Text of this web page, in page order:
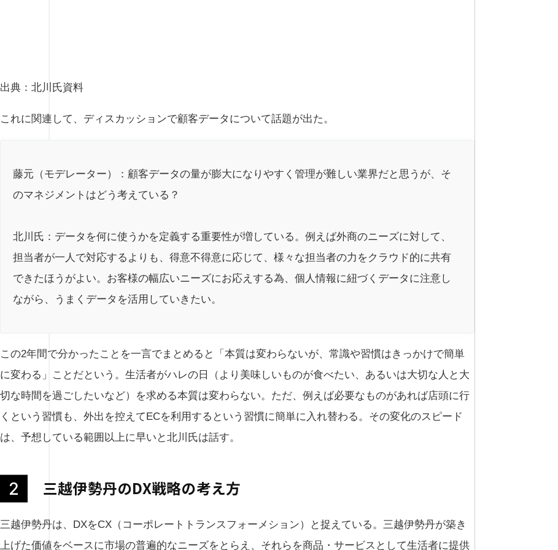
出典：北川氏資料
これに関連して、ディスカッションで顧客データについて話題が出た。
藤元（モデレーター）：顧客データの量が膨大になりやすく管理が難しい業界だと思うが、そ
のマネジメントはどう考えている？
北川氏：データを何に使うかを定義する重要性が増している。例えば外商のニーズに対して、
担当者が一人で対応するよりも、得意不得意に応じて、様々な担当者の力をクラウド的に共有
できたほうがよい。お客様の幅広いニーズにお応えする為、個人情報に紐づくデータに注意し
ながら、うまくデータを活用していきたい。
この2年間で分かったことを一言でまとめると「本質は変わらないが、常識や習慣はきっかけで簡単
に変わる」ことだという。生活者がハレの日（より美味しいものが食べたい、あるいは大切な人と大
切な時間を過ごしたいなど）を求める本質は変わらない。ただ、例えば必要なものがあれば店頭に行
くという習慣も、外出を控えてECを利用するという習慣に簡単に入れ替わる。その変化のスピード
は、予想している範囲以上に早いと北川氏は話す。
三越伊勢丹のDX戦略の考え方
三越伊勢丹は、DXをCX（コーポレートトランスフォーメション）と捉えている。三越伊勢丹が築き
上げた価値をベースに市場の普遍的なニーズをとらえ、それらを商品・サービスとして生活者に提供